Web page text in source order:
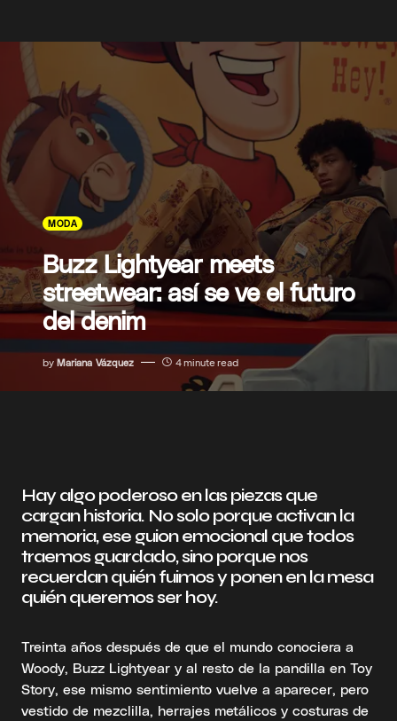
MODA
Buzz Lightyear meets
streetwear: así se ve el futuro
del denim
by Mariana Vázquez 4 minute read
Hay algo poderoso en las piezas que
cargan historia. No solo porque activan la
memoria, ese guion emocional que todos
traemos guardado, sino porque nos
recuerdan quién fuimos y ponen en la mesa
quién queremos ser hoy.
Treinta años después de que el mundo conociera a
Woody, Buzz Lightyear y al resto de la pandilla en Toy
Story, ese mismo sentimiento vuelve a aparecer, pero
vestido de mezclilla, herrajes metálicos y costuras de